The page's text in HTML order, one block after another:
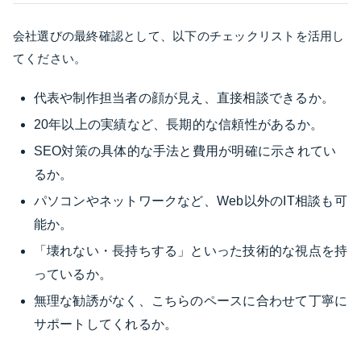
会社選びの最終確認として、以下のチェックリストを活用し
てください。
代表や制作担当者の顔が見え、直接相談できるか。
20年以上の実績など、長期的な信頼性があるか。
SEO対策の具体的な手法と費用が明確に示されてい
るか。
パソコンやネットワークなど、Web以外のIT相談も可
能か。
「壊れない・長持ちする」といった技術的な視点を持
っているか。
無理な勧誘がなく、こちらのペースに合わせて丁寧に
サポートしてくれるか。